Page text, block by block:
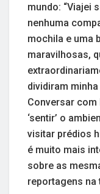
mundo: “Viajei
nenhuma
mochila e uma
maravilhosas,
dividiram
Conversar
‘sentir’ o
visitar prédios
é muito mais
sobre as
reportagens na